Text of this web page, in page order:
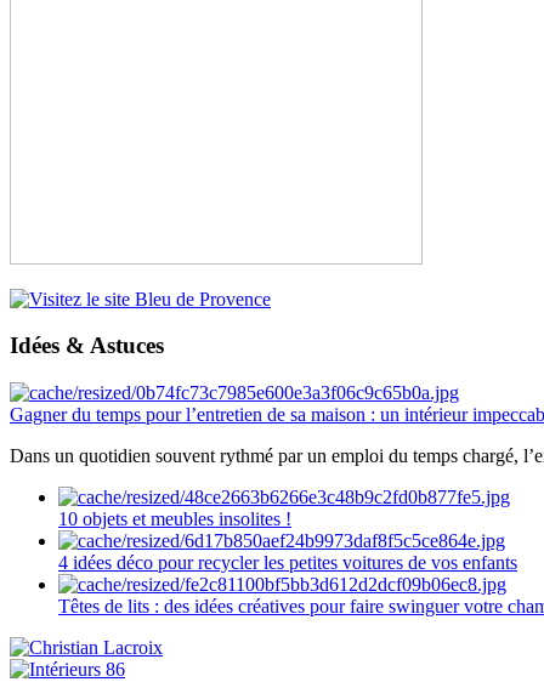
Idées & Astuces
Gagner du temps pour l’entretien de sa maison : un intérieur
Dans un quotidien souvent rythmé par un emploi du temps chargé,
10 objets et meubles insolites !
4 idées déco pour recycler les petites voitures de vos enfants
Têtes de lits : des idées créatives pour faire swinguer votre